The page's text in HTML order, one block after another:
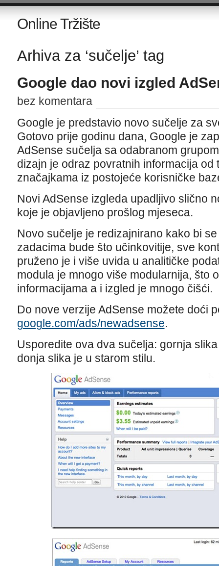
Online Tržište
Arhiva za ‘sučelje’ tag
Google dao novi izgled
bez komentara
Google je predstavio novo sučelje za
Gotovo prije godinu dana, Google je
AdSense sučelja sa odabranom
dizajn je odraz povratnih informacija
značajkama iz postojeće korisničke
Novi AdSense izgleda upadljivo slično
koje je objavljeno prošlog mjeseca.
Novo sučelje je redizajnirano kako bi
zadacima bude što učinkovitije, sve
pruženo je i više uvida u analitičke
modula je mnogo više modularnija, što
informacijama a i izgled je mnogo čišći.
Do nove verzije AdSense možete doći
google.com/ads/newadsense.
Usporedite ova dva sučelja: gornja
donja slika je u starom stilu.